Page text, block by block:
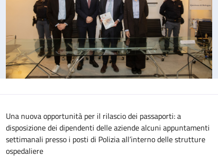
Una nuova opportunità per il rilascio dei passaporti: a
disposizione dei dipendenti delle aziende alcuni appuntamenti
settimanali presso i posti di Polizia all’interno delle strutture
ospedaliere